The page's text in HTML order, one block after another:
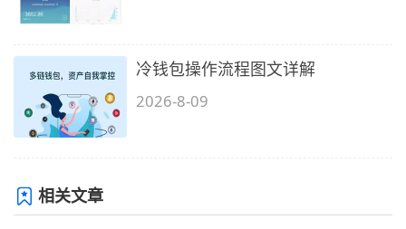
冷钱包操作流程图文详解
2026-8-09
相关文章